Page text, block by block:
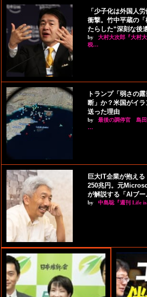
「少子化は外国人
衝撃。竹中平蔵の
たらした“深刻な後
by
大村大次郎『大村
税…
トランプ「弱さの
断」か？米国がイ
送った理由
by
最後の調停官 島田
…
巨大IT企業が抱え
250兆円。元
が解説する「AIブ
by 中島聡『週刊 Life